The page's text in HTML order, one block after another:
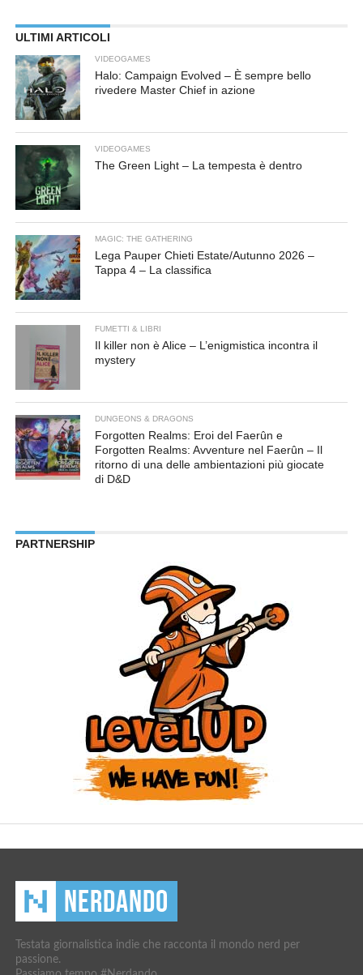
ULTIMI ARTICOLI
VIDEOGAMES
Halo: Campaign Evolved – È sempre bello
rivedere Master Chief in azione
VIDEOGAMES
The Green Light – La tempesta è dentro
MAGIC: THE GATHERING
Lega Pauper Chieti Estate/Autunno 2026 –
Tappa 4 – La classifica
FUMETTI & LIBRI
Il killer non è Alice – L’enigmistica incontra il
mystery
DUNGEONS & DRAGONS
Forgotten Realms: Eroi del Faerûn e
Forgotten Realms: Avventure nel Faerûn – Il
ritorno di una delle ambientazioni più giocate
di D&D
PARTNERSHIP
Testata giornalistica indie che racconta il mondo nerd per
passione.